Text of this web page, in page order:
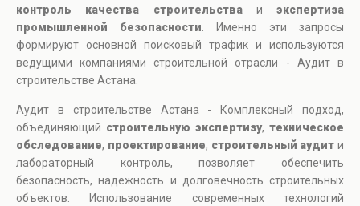
контроль качества строительстваи экспертиза
промышленной безопасности . Именно эти запросы
формируют основной поисковый трафик и используются
ведущими компаниями строительной отрасли - Аудит в
строительстве Астана.
Аудит в строительстве Астана - Комплексный подход,
объединяющий строительную экспертизу, техническое
обследование, проектирование, строительный аудит и
лабораторный контроль, позволяет обеспечить
безопасность, надежность и долговечность строительных
объектов. Использование современных технологий